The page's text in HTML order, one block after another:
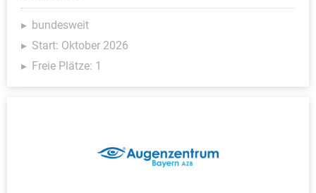
bundesweit
Start: Oktober 2026
Freie Plätze: 1